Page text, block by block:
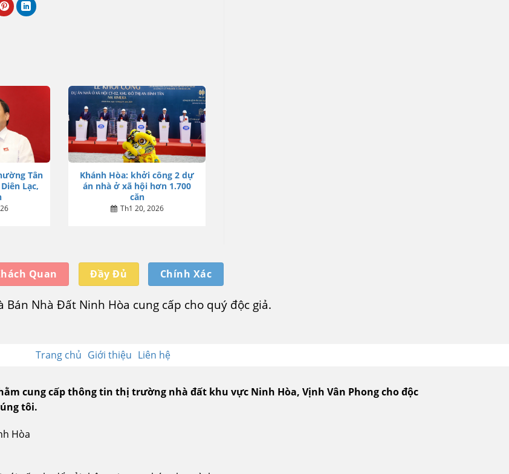
Tân
Lạc,
Khánh Hòa: khởi công 2 dự
án nhà ở xã hội hơn 1.700
căn
Th1 20, 2026
Quan Đầy Đủ Chính Xác
Bán Nhà Đất Ninh Hòa cung cấp cho quý độc giả.
Trang chủ Giới thiệu Liên hệ
cung cấp thông tin thị trường nhà đất khu vực Ninh Hòa, Vịnh Vân Phong cho độc
tôi.
Hòa